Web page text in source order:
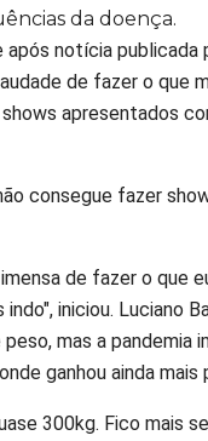
da doença.
após notícia publicada
de fazer o que
apresentados
consegue fazer
de fazer o que
indo", iniciou. Luciano
mas a
ganhou ainda mais
300kg. Fico mais